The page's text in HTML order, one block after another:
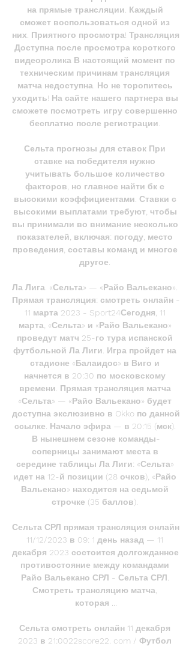
на прямые трансляции. Каждый
сможет воспользоваться одной из
них. Приятного просмотра! Трансляция
Доступна после просмотра короткого
видеоролика В настоящий момент по
техническим причинам трансляция
матча недоступна. Но не торопитесь
уходить! На сайте нашего партнера вы
сможете посмотреть игру совершенно
бесплатно после регистрации.
Сельта прогнозы для ставок При
ставке на победителя нужно
учитывать большое количество
факторов, но главное найти бк с
высокими коэффициентами. Ставки с
высокими выплатами требуют, чтобы
вы принимали во внимание несколько
показателей, включая: погоду, место
проведения, составы команд и многое
другое.
Ла Лига. «Сельта» — «Райо Вальекано».
Прямая трансляция: смотреть онлайн -
11 марта 2023 - Sport24Сегодня, 11
марта, «Сельта» и «Райо Вальекано»
проведут матч 25-го тура испанской
футбольной Ла Лиги. Игра пройдет на
стадионе «Балаидос» в Виго и
начнется в 20:30 по московскому
времени. Прямая трансляция матча
«Сельта» — «Райо Вальекано» будет
доступна экслюзивно в Okko по данной
ссылке. Начало эфира — в 20:15 (мск).
В нынешнем сезоне команды-
соперницы занимают места в
середине таблицы Ла Лиги: «Сельта»
идет на 12-й позиции (28 очков), «Райо
Вальекано» находится на седьмой
строчке (35 баллов).
Сельта СРЛ прямая трансляция онлайн
11/12/2023 в 09: 1 день назад — 11
декабря 2023 состоится долгожданное
противостояние между командами
Райо Вальекано СРЛ - Сельта СРЛ.
Смотреть трансляцию матча,
которая ...
Сельта смотреть онлайн 11 декабря
2023 в 21:0022score22. com / Футбол